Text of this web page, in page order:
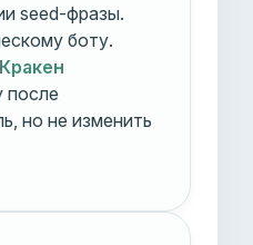
seed-фразы.
боту.
Кракен
после
но не изменить